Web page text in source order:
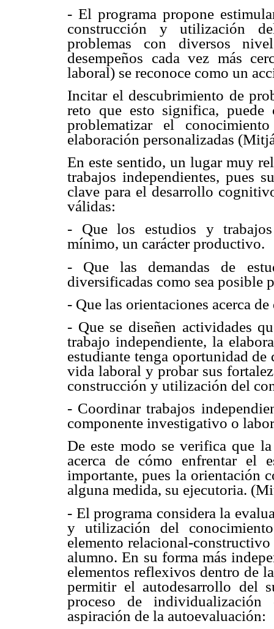
- El programa propone
construcción y utilización
problemas con diversos
desempeños cada vez más
laboral) se reconoce como un
Incitar el descubrimiento de
reto que esto significa, puede
problematizar el
elaboración personalizadas
En este sentido, un lugar muy
trabajos independientes, pues
clave para el desarrollo
válidas:
- Que los estudios y trabajos
mínimo, un carácter productivo.
- Que las demandas de
diversificadas como sea posible
- Que las orientaciones acerca
- Que se diseñen actividades
trabajo independiente, la
estudiante tenga oportunidad de
vida laboral y probar sus
construcción y utilización del
- Coordinar trabajos
componente investigativo o
De este modo se verifica que
acerca de cómo enfrentar el
importante, pues la orientación
alguna medida, su ejecutoria.
- El programa considera la
y utilización del
elemento relacional-
alumno. En su forma más
elementos reflexivos dentro de
permitir el autodesarrollo del
proceso de
aspiración de la autoevaluación: